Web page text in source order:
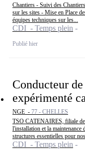
Chantiers - Suivi des
sur les sites - Mise en Place
équipes techniques sur les...
CDI - Temps plein
Publié hier
Conducteur
expérimenté
NGE - 77 - CHELLES
TSO CATENAIRES, filiale
l'installation et la maintenance
structures essentielles pour
CDI - Temps plein